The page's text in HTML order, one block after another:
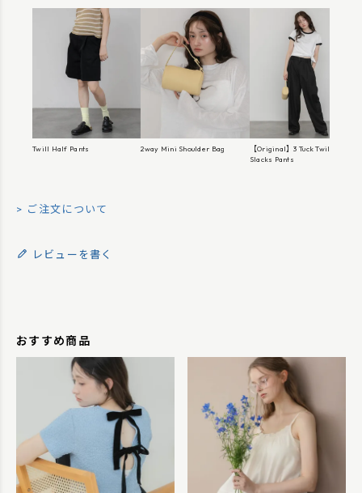
Twill Half Pants 2way Mini Shoulder Bag
【Original】3 Tuck Twill Wide
Slacks Pants
ご注文について
レビューを書く
おすすめ商品